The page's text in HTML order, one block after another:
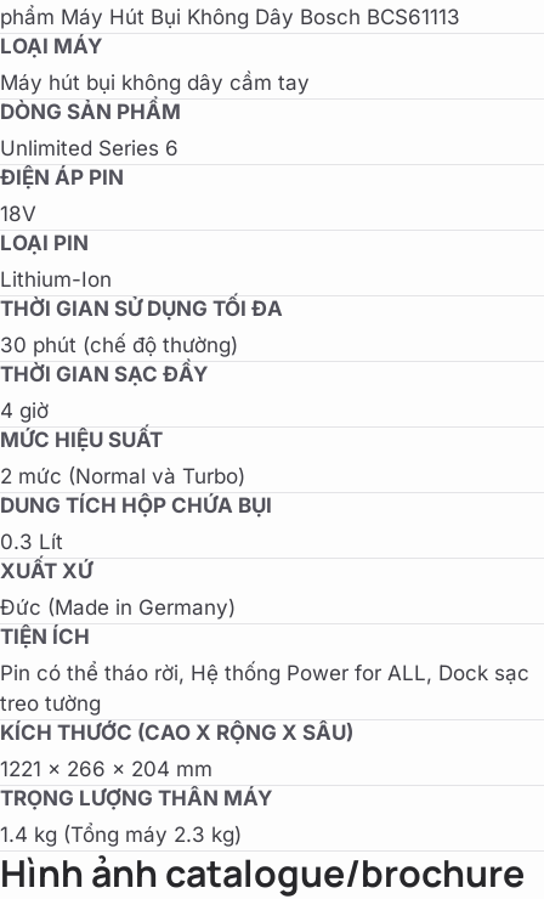
phẩm Máy Hút Bụi Không Dây Bosch BCS61113
LOẠI MÁY
Máy hút bụi không dây cầm tay
DÒNG SẢN PHẨM
Unlimited Series 6
ĐIỆN ÁP PIN
18V
LOẠI PIN
Lithium-Ion
THỜI GIAN SỬ DỤNG TỐI ĐA
30 phút (chế độ thường)
THỜI GIAN SẠC ĐẦY
4 giờ
MỨC HIỆU SUẤT
2 mức (Normal và Turbo)
DUNG TÍCH HỘP CHỨA BỤI
0.3 Lít
XUẤT XỨ
Đức (Made in Germany)
TIỆN ÍCH
Pin có thể tháo rời, Hệ thống Power for ALL, Dock sạc
treo tường
KÍCH THƯỚC (CAO X RỘNG X SÂU)
1221 x 266 x 204 mm
TRỌNG LƯỢNG THÂN MÁY
1.4 kg (Tổng máy 2.3 kg)
Hình ảnh catalogue/brochure